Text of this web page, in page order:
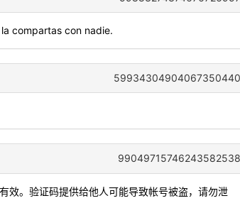
compartas con nadie.
59934304904067350440
99049715746243582538
效。验证码提供给他人可能导致帐号被盗，请勿泄